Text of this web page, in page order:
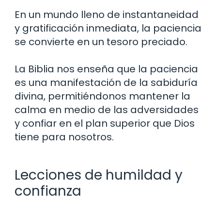
En un mundo lleno de instantaneidad
y gratificación inmediata, la paciencia
se convierte en un tesoro preciado.
La Biblia nos enseña que la paciencia
es una manifestación de la sabiduría
divina, permitiéndonos mantener la
calma en medio de las adversidades
y confiar en el plan superior que Dios
tiene para nosotros.
Lecciones de humildad y
confianza